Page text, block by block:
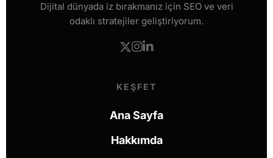
Dijital dünyada iz bırakmanız için SEO ve veri
odaklı stratejiler geliştiriyorum.
KEŞFET
Ana Sayfa
Hakkımda